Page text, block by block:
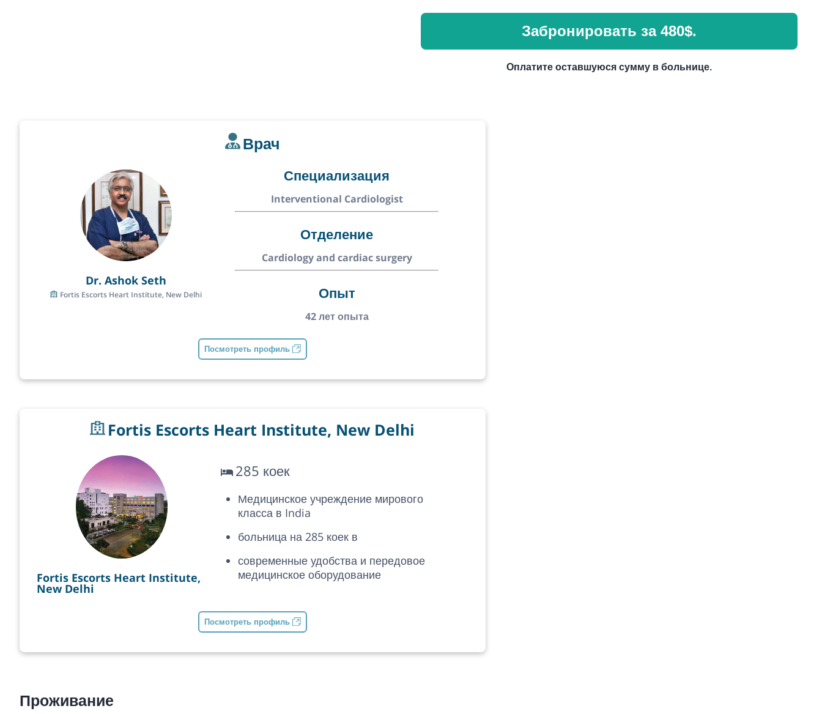
Забронировать за 480$.
Оплатите оставшуюся сумму в больнице.
Врач
Dr. Ashok Seth
Fortis Escorts Heart Institute, New Delhi
Специализация
Interventional Cardiologist
Отделение
Cardiology and cardiac surgery
Опыт
42 лет опыта
Посмотреть профиль
Fortis Escorts Heart Institute, New Delhi
Fortis Escorts Heart Institute,
New Delhi
285 коек
Медицинское учреждение мирового
класса в India
больница на 285 коек в
современные удобства и передовое
медицинское оборудование
Посмотреть профиль
Проживание